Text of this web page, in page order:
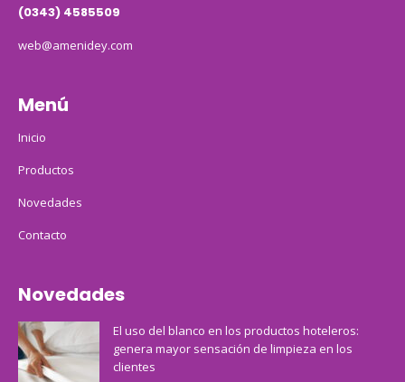
(0343) 4585509
web@amenidey.com
Menú
Inicio
Productos
Novedades
Contacto
Novedades
El uso del blanco en los productos hoteleros:
genera mayor sensación de limpieza en los
clientes